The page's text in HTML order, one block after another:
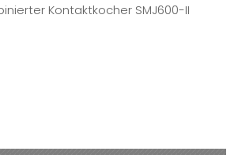
Kontaktkocher SMJ600-II